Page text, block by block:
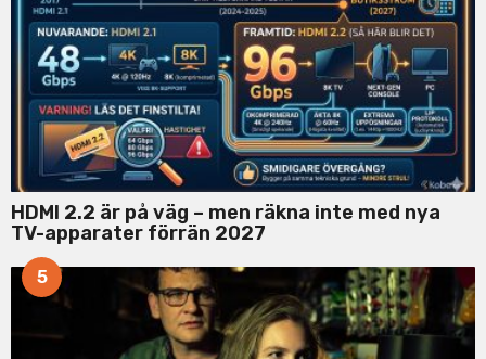
HDMI 2.2 är på väg – men räkna inte med nya
TV-apparater förrän 2027
5